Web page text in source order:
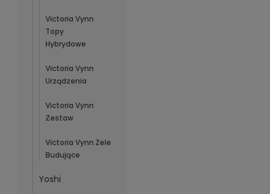
Victoria Vynn
Topy
Hybrydowe
Victoria Vynn
Urządzenia
Victoria Vynn
Zestaw
Victoria Vynn Żele
Budujące
Yoshi